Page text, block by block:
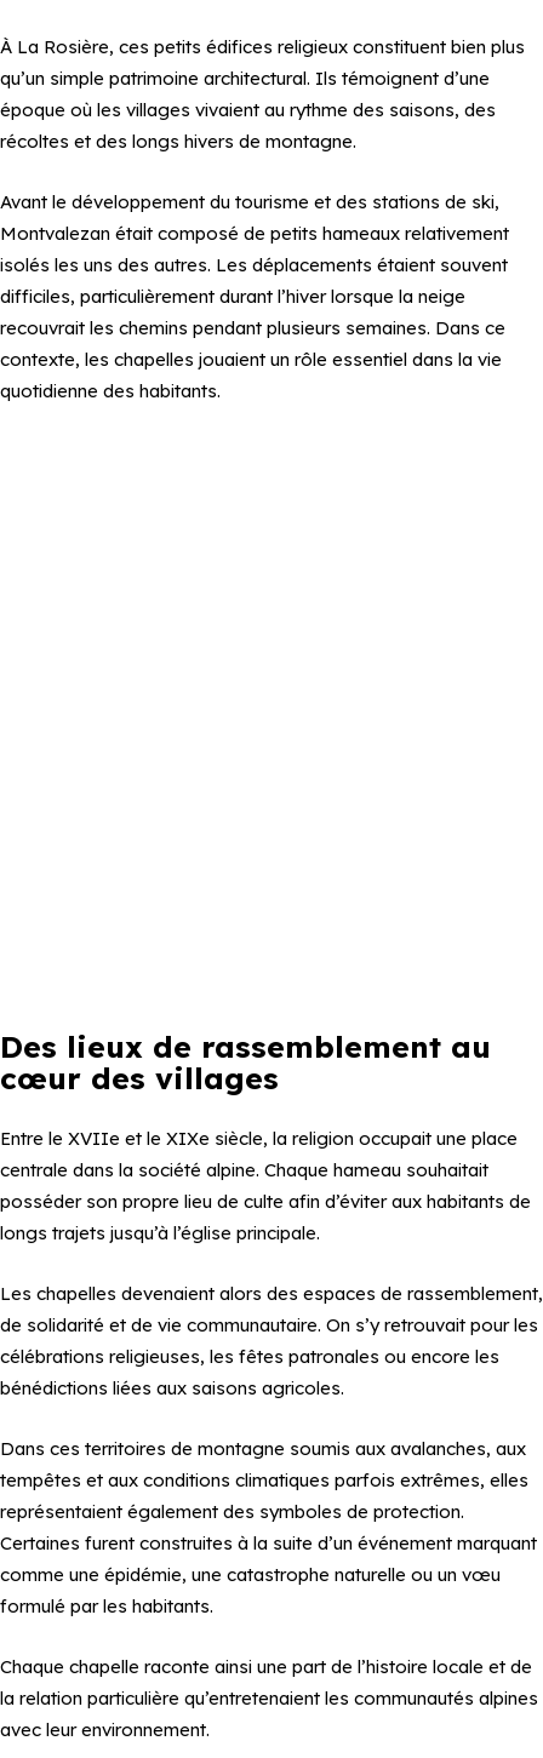
À La Rosière, ces petits édifices religieux constituent bien plus
qu’un simple patrimoine architectural. Ils témoignent d’une
époque où les villages vivaient au rythme des saisons, des
récoltes et des longs hivers de montagne.
Avant le développement du tourisme et des stations de ski,
Montvalezan était composé de petits hameaux relativement
isolés les uns des autres. Les déplacements étaient souvent
difficiles, particulièrement durant l’hiver lorsque la neige
recouvrait les chemins pendant plusieurs semaines. Dans ce
contexte, les chapelles jouaient un rôle essentiel dans la vie
quotidienne des habitants.
Des lieux de rassemblement au
cœur des villages
Entre le XVIIe et le XIXe siècle, la religion occupait une place
centrale dans la société alpine. Chaque hameau souhaitait
posséder son propre lieu de culte afin d’éviter aux habitants de
longs trajets jusqu’à l’église principale.
Les chapelles devenaient alors des espaces de rassemblement,
de solidarité et de vie communautaire. On s’y retrouvait pour les
célébrations religieuses, les fêtes patronales ou encore les
bénédictions liées aux saisons agricoles.
Dans ces territoires de montagne soumis aux avalanches, aux
tempêtes et aux conditions climatiques parfois extrêmes, elles
représentaient également des symboles de protection.
Certaines furent construites à la suite d’un événement marquant
comme une épidémie, une catastrophe naturelle ou un vœu
formulé par les habitants.
Chaque chapelle raconte ainsi une part de l’histoire locale et de
la relation particulière qu’entretenaient les communautés alpines
avec leur environnement.